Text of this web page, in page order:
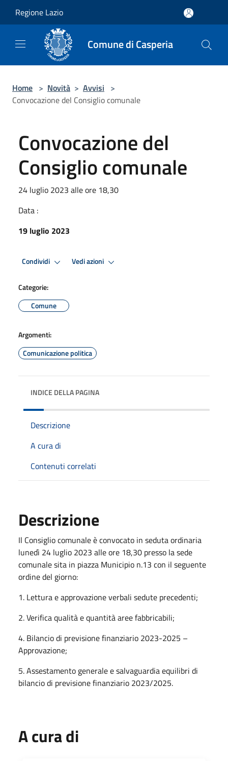
Regione Lazio
Comune di Casperia
Home > Novità > Avvisi >
Convocazione del Consiglio comunale
Convocazione del
Consiglio comunale
24 luglio 2023 alle ore 18,30
Data :
19 luglio 2023
Condividi Vedi azioni
Categorie:
Comune
Argomenti:
Comunicazione politica
INDICE DELLA PAGINA
Descrizione
A cura di
Contenuti correlati
Descrizione
Il Consiglio comunale è convocato in seduta ordinaria
lunedì 24 luglio 2023 alle ore 18,30 presso la sede
comunale sita in piazza Municipio n.13 con il seguente
ordine del giorno:
1. Lettura e approvazione verbali sedute precedenti;
2. Verifica qualità e quantità aree fabbricabili;
4. Bilancio di previsione finanziario 2023-2025 –
Approvazione;
5. Assestamento generale e salvaguardia equilibri di
bilancio di previsione finanziario 2023/2025.
A cura di